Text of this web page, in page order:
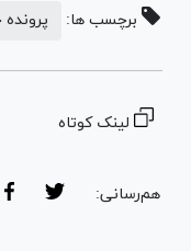
برچسب ها:
لینک کوتاه
هم‌رسانی: